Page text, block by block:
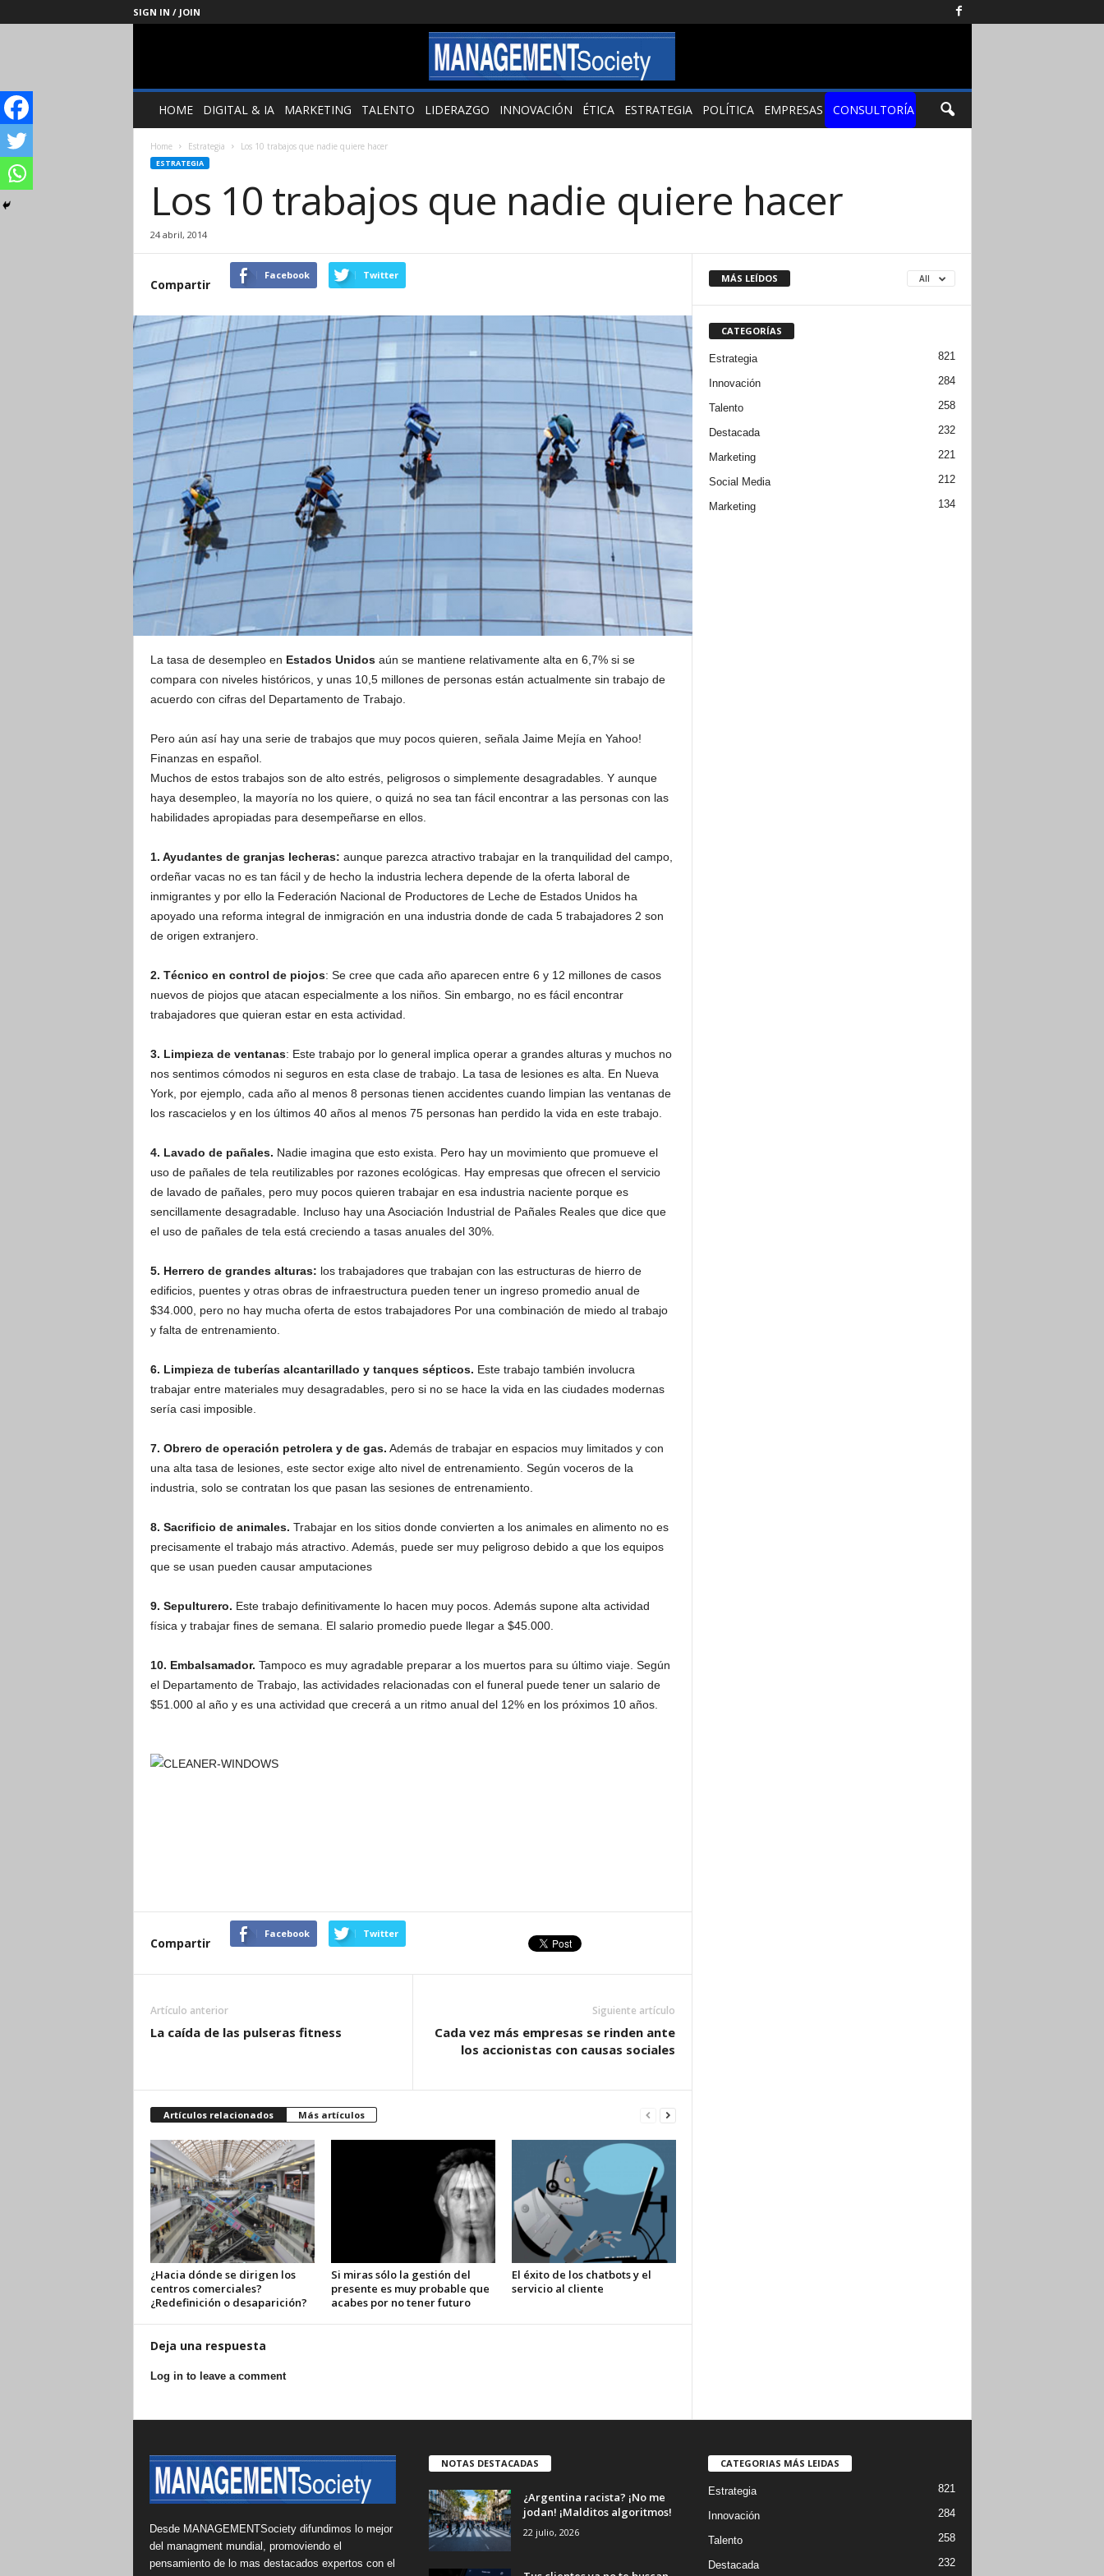
SIGN IN / JOIN
Management
SocietyHOME DIGITAL & IA MARKETING TALENTO LIDERAZGO INNOVACIÓN ÉTICA ESTRATEGIA POLÍTICA EMPRESAS CONSULTORÍA
Home Estrategia Los 10 trabajos que nadie quiere hacer
ESTRATEGIA
Los 10 trabajos que nadie quiere hacer
24 abril, 2014
Compartir
Facebook Twitter
La tasa de desempleo en Estados Unidosaún se mantiene relativamente alta en 6,7% si se
compara con niveles históricos, y unas 10,5 millones de personas están actualmente sin trabajo de
acuerdo con cifras del Departamento de Trabajo.
Pero aún así hay una serie de trabajos que muy pocos quieren, señala Jaime Mejía en Yahoo!
Finanzas en español.
Muchos de estos trabajos son de alto estrés, peligrosos o simplemente desagradables. Y aunque
haya desempleo, la mayoría no los quiere, o quizá no sea tan fácil encontrar a las personas con las
habilidades apropiadas para desempeñarse en ellos.
1. Ayudantes de granjas lecheras: aunque parezca atractivo trabajar en la tranquilidad del campo,
ordeñar vacas no es tan fácil y de hecho la industria lechera depende de la oferta laboral de
inmigrantes y por ello la Federación Nacional de Productores de Leche de Estados Unidos ha
apoyado una reforma integral de inmigración en una industria donde de cada 5 trabajadores 2 son
de origen extranjero.
2. Técnico en control de piojos: Se cree que cada año aparecen entre 6 y 12 millones de casos
nuevos de piojos que atacan especialmente a los niños. Sin embargo, no es fácil encontrar
trabajadores que quieran estar en esta actividad.
3. Limpieza de ventanas: Este trabajo por lo general implica operar a grandes alturas y muchos no
nos sentimos cómodos ni seguros en esta clase de trabajo. La tasa de lesiones es alta. En Nueva
York, por ejemplo, cada año al menos 8 personas tienen accidentes cuando limpian las ventanas de
los rascacielos y en los últimos 40 años al menos 75 personas han perdido la vida en este trabajo.
4. Lavado de pañales. Nadie imagina que esto exista. Pero hay un movimiento que promueve el
uso de pañales de tela reutilizables por razones ecológicas. Hay empresas que ofrecen el servicio
de lavado de pañales, pero muy pocos quieren trabajar en esa industria naciente porque es
sencillamente desagradable. Incluso hay una Asociación Industrial de Pañales Reales que dice que
el uso de pañales de tela está creciendo a tasas anuales del 30%.
5. Herrero de grandes alturas: los trabajadores que trabajan con las estructuras de hierro de
edificios, puentes y otras obras de infraestructura pueden tener un ingreso promedio anual de
$34.000, pero no hay mucha oferta de estos trabajadores Por una combinación de miedo al trabajo
y falta de entrenamiento.
6. Limpieza de tuberías alcantarillado y tanques sépticos. Este trabajo también involucra
trabajar entre materiales muy desagradables, pero si no se hace la vida en las ciudades modernas
sería casi imposible.
7. Obrero de operación petrolera y de gas. Además de trabajar en espacios muy limitados y con
una alta tasa de lesiones, este sector exige alto nivel de entrenamiento. Según voceros de la
industria, solo se contratan los que pasan las sesiones de entrenamiento.
8. Sacrificio de animales. Trabajar en los sitios donde convierten a los animales en alimento no es
precisamente el trabajo más atractivo. Además, puede ser muy peligroso debido a que los equipos
que se usan pueden causar amputaciones
9. Sepulturero. Este trabajo definitivamente lo hacen muy pocos. Además supone alta actividad
física y trabajar fines de semana. El salario promedio puede llegar a $45.000.
10. Embalsamador. Tampoco es muy agradable preparar a los muertos para su último viaje. Según
el Departamento de Trabajo, las actividades relacionadas con el funeral puede tener un salario de
$51.000 al año y es una actividad que crecerá a un ritmo anual del 12% en los próximos 10 años.
Compartir
Facebook Twitter
Artículo anterior
La caída de las pulseras fitness
Siguiente artículo
Cada vez más empresas se rinden ante
los accionistas con causas sociales
Artículos relacionados Más artículos
¿Hacia dónde se dirigen los
centros comerciales?
¿Redefinición o desaparición?
Si miras sólo la gestión del
presente es muy probable que
acabes por no tener futuro
El éxito de los chatbots y el
servicio al cliente
Deja una respuesta
Log in to leave a comment
MÁS LEÍDOS All
CATEGORÍAS
Estrategia 821
Innovación 284
Talento 258
Destacada 232
Marketing 221
Social Media 212
Marketing 134
Desde MANAGEMENTSociety difundimos lo mejor
del managment mundial, promoviendo el
pensamiento de lo mas destacados expertos con el
NOTAS DESTACADAS
¿Argentina racista? ¡No me
jodan! ¡Malditos algoritmos!
22 julio, 2026
CATEGORIAS MÁS LEIDAS
Estrategia 821
Innovación 284
Talento 258
Destacada 232